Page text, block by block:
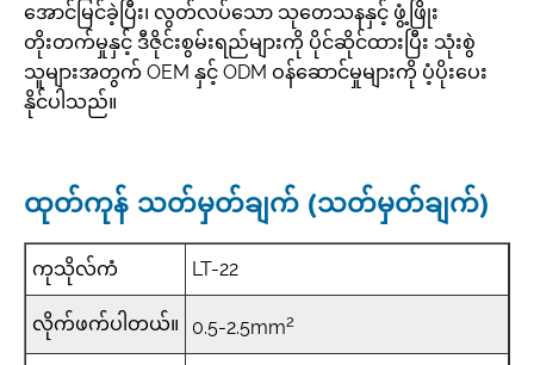
အောင်မြင်ခဲ့ပြီး၊ လွတ်လပ်သော သုတေသနနှင့် ဖွံ့ဖြိုး
တိုးတက်မှုနှင့် ဒီဇိုင်းစွမ်းရည်များကို ပိုင်ဆိုင်ထားပြီး သုံးစွဲ
သူများအတွက် OEM နှင့် ODM ဝန်ဆောင်မှုများကို ပံ့ပိုးပေး
နိုင်ပါသည်။
ထုတ်ကုန် သတ်မှတ်ချက် (သတ်မှတ်ချက်)
ကုသိုလ်ကံ LT-22
လိုက်ဖက်ပါတယ်။ 0.5-2.5mm2